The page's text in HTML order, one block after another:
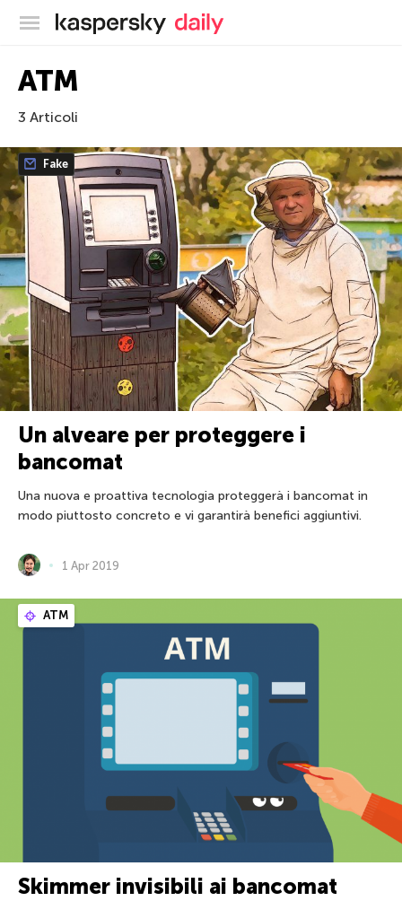
Blog ufficiale di Kaspersky
ATM
3 Articoli
Fake
Un alveare per proteggere i
bancomat
Una nuova e proattiva tecnologia proteggerà i bancomat in
modo piuttosto concreto e vi garantirà benefici aggiuntivi.
1 Apr 2019
ATM
Skimmer invisibili ai bancomat